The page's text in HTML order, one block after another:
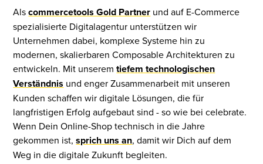
Alscommercetools Gold Partner und auf E-Commerce
spezialisierte Digitalagentur unterstützen wir
Unternehmen dabei, komplexe Systeme hin zu
modernen, skalierbaren Composable Architekturen zu
entwickeln. Mit unseremtiefem technologischen
Verständnis und enger Zusammenarbeit mit unseren
Kunden schaffen wir digitale Lösungen, die für
langfristigen Erfolg aufgebaut sind - so wie bei celebrate.
Wenn Dein Online-Shop technisch in die Jahre
gekommen ist,sprich uns an, damit wir Dich auf dem
Weg in die digitale Zukunft begleiten.